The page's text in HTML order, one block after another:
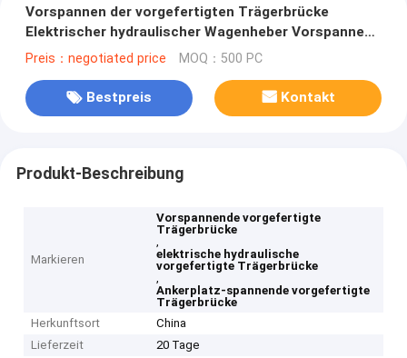
Vorspannen der vorgefertigten Trägerbrücke
Elektrischer hydraulischer Wagenheber Vorspannen
der Verankerung Spannen
Preis：negotiated price MOQ：500 PC
Bestpreis Kontakt
Produkt-Beschreibung
Markieren
Vorspannende vorgefertigte
Trägerbrücke
,
elektrische hydraulische
vorgefertigte Trägerbrücke
,
Ankerplatz-spannende vorgefertigte
Trägerbrücke
Herkunftsort
China
Lieferzeit
20 Tage